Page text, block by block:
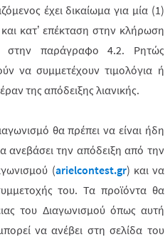
έχει δικαίωμα για μία (1)
κατ’ επέκταση στην κλήρωση
στην παράγραφο 4.2. Ρητώς
να συμμετέχουν τιμολόγια ή
της απόδειξης λιανικής.
θα πρέπει να είναι ήδη
ανεβάσει την απόδειξη από την
(arielcontest.gr) και να
του. Τα προϊόντα θα
του Διαγωνισμού όπως αυτή
να ανέβει στη σελίδα του